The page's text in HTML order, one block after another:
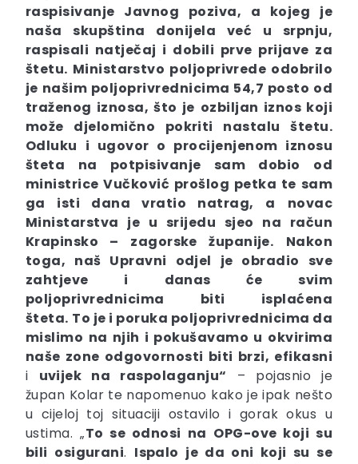
raspisivanje Javnog poziva, a kojeg je
naša skupština donijela već u srpnju,
raspisali natječaj i dobili prve prijave za
štetu. Ministarstvo poljoprivrede odobrilo
je našim poljoprivrednicima 54,7 posto od
traženog iznosa, što je ozbiljan iznos koji
može djelomično pokriti nastalu štetu.
Odluku i ugovor o procijenjenom iznosu
šteta na potpisivanje sam dobio od
ministrice Vučković prošlog petka te sam
ga isti dana vratio natrag, a
novac
Ministarstva je u srijedu sjeo na račun
Krapinsko – zagorske županije.
Nakon
toga, naš Upravni odjel je obradio sve
zahtjeve i
danas će svim
poljoprivrednicima biti isplaćena
šteta. To je i poruka poljoprivrednicima da
mislimo na njih i pokušavamo u okvirima
naše zone odgovornosti biti brzi, efikasni
i uvijek na raspolaganju“ – pojasnio je
župan Kolar te napomenuo kako je ipak nešto
u cijeloj toj situaciji ostavilo i gorak okus u
ustima. „To se odnosi na OPG-ove koji su
bili osigurani. Ispalo je da oni koji su se